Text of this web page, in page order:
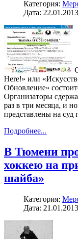
Категория:
Дата: 22.01.2013
Here!» или
Обновление»
Организаторы
раз в три месяца, и
представлены на суд
Подробнее...
В Тюмени
хоккею на
шайба»
Категория:
Дата: 21.01.2013